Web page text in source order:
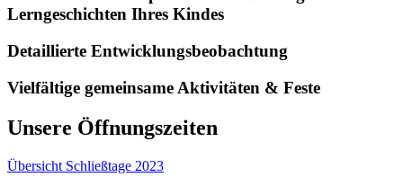
Lerngeschichten Ihres Kindes
Detaillierte Entwicklungsbeobachtung
Vielfältige gemeinsame Aktivitäten & Feste
Unsere Öffnungszeiten
Übersicht Schließtage 2023